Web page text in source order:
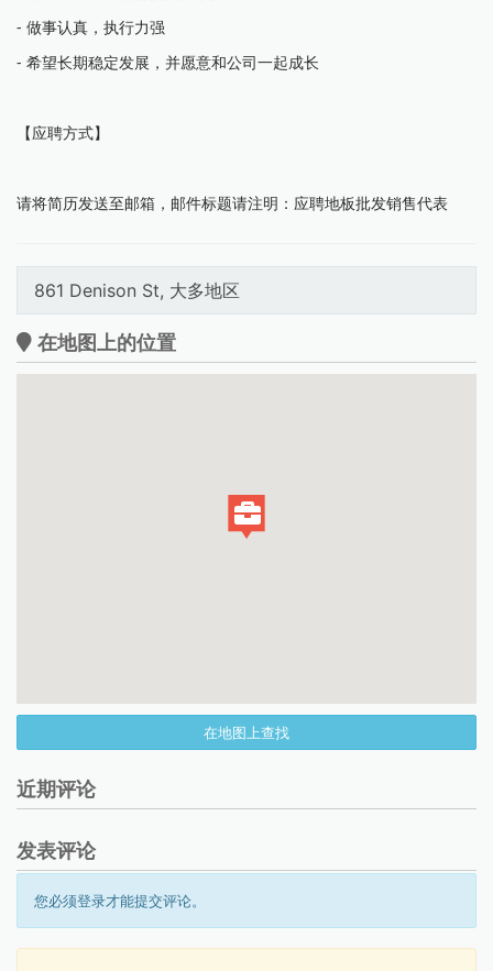
- 做事认真，执行力强
- 希望长期稳定发展，并愿意和公司一起成长
【应聘方式】
请将简历发送至邮箱，邮件标题请注明：应聘地板批发销售代表
861 Denison St, 大多地区
在地图上的位置
在地图上查找
近期评论
发表评论
您必须登录才能提交评论。